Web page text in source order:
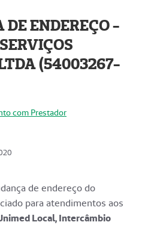
ENDEREÇO -
(54003267-
com Prestador
de endereço do
para atendimentos aos
Local, Intercâmbio